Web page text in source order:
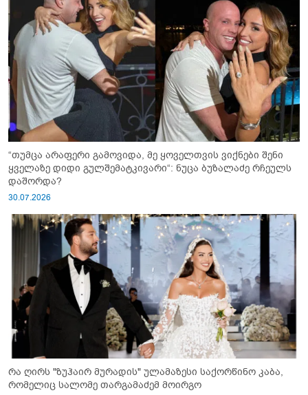
“თუმცა არაფერი გამოვიდა, მე ყოველთვის ვიქნები შენი
ყველაზე დიდი გულშემატკივარი“: ნუცა ბუზალაძე რჩეულს
დაშორდა?
30.07.2026
რა ღირს "ზუჰაირ მურადის" ულამაზესი საქორწინო კაბა,
რომელიც სალომე თარგამაძემ მოირგო